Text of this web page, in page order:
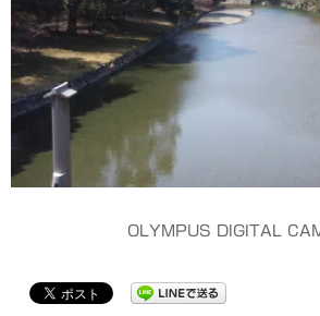
OLYMPUS DIGITAL